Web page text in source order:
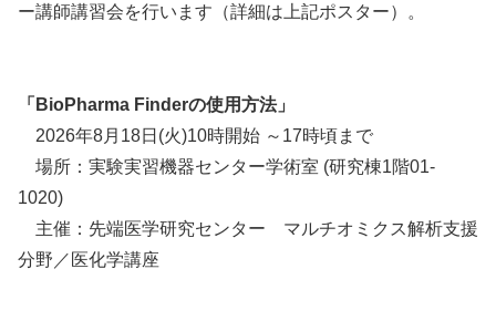
ー講師講習会を行います（詳細は上記ポスター）。
「BioPharma Finderの使用方法」
2026年8月18日(火)10時開始 ～17時頃まで
場所：実験実習機器センター学術室 (研究棟1階01-
1020)
主催：先端医学研究センター マルチオミクス解析支援
分野／医化学講座